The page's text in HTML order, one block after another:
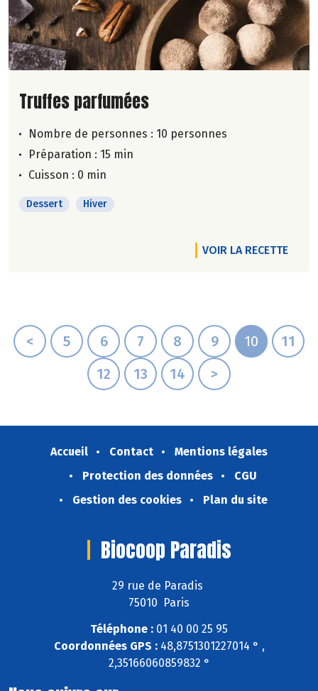
Lire la suite de la recette
Truffes parfumées
Nombre de personnes : 10 personnes
Préparation : 15 min
Cuisson : 0 min
Dessert Hiver
VOIR LA RECETTE
< 5 6 7 8 9 10
11
12
13 14 >
Accueil Contact
Mentions légales
Protection des données
CGU
Gestion des cookies
Plan du site
Biocoop Paradis
29 rue de Paradis
75010 Paris
Téléphone : 01 40 00 25 95
Coordonnées GPS :48,8751301227014 ° ,
2,35166060859832 °